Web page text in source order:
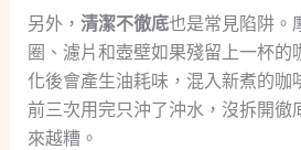
另外， 清潔不徹底也是常見陷阱。
圈、濾片和壺壁如果殘留上一杯的
化後會產生油耗味，混入新煮的咖
前三次用完只沖了沖水，沒拆開徹
來越糟。